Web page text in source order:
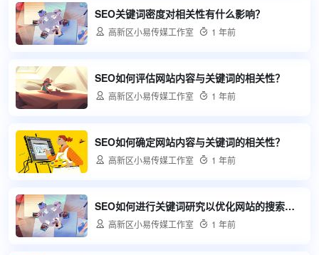
SEO关键词密度对相关性有什么影响？
 高新区小易传媒工作室  1 年前
SEO如何评估网站内容与关键词的相关性？
 高新区小易传媒工作室  1 年前
SEO如何确定网站内容与关键词的相关性？
 高新区小易传媒工作室  1 年前
SEO如何进行关键词研究以优化网站的搜索引擎排名？
 高新区小易传媒工作室  1 年前